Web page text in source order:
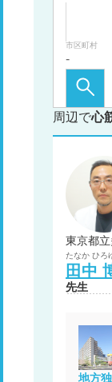
市区町村
周辺で心
東京都
たなか ひろ
田中
先生
地方